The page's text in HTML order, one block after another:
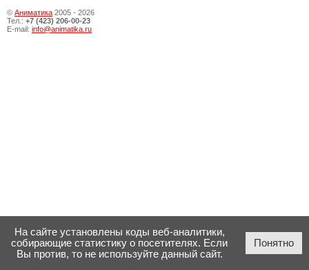
© Аниматика 2005 - 2026
Тел.: +7 (423) 206-00-23
E-mail: info@animatika.ru
На сайте установлены коды веб-аналитики,
собирающие статистику о посетителях. Если
Вы против, то не используйте данный сайт.
Понятно